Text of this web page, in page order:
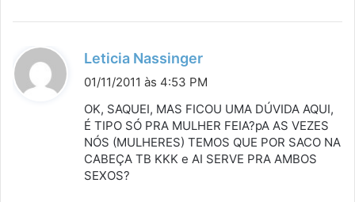
Leticia Nassinger
i
s
e
01/11/2011 às 4:53 PM
OK, SAQUEI, MAS FICOU UMA DÚVIDA AQUI,
É TIPO SÓ PRA MULHER FEIA?pA AS VEZES
NÓS (MULHERES) TEMOS QUE POR SACO NA
CABEÇA TB KKK e AI SERVE PRA AMBOS
SEXOS?